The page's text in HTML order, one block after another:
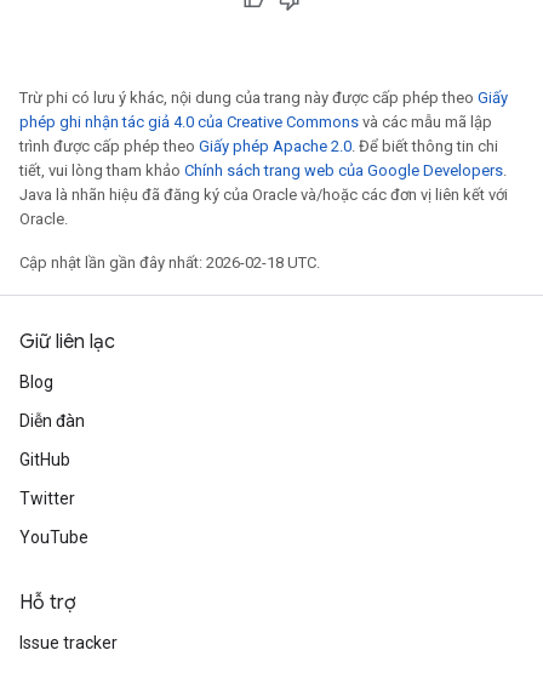
Trừ phi có lưu ý khác, nội dung của trang này được cấp phép theo Giấy
phép ghi nhận tác giả 4.0 của Creative Commons và các mẫu mã lập
trình được cấp phép theo Giấy phép Apache 2.0. Để biết thông tin chi
tiết, vui lòng tham khảo Chính sách trang web của Google Developers.
Java là nhãn hiệu đã đăng ký của Oracle và/hoặc các đơn vị liên kết với
Oracle.
Cập nhật lần gần đây nhất: 2026-02-18 UTC.
Giữ liên lạc
Blog
Diễn đàn
GitHub
Twitter
YouTube
Hỗ trợ
Issue tracker